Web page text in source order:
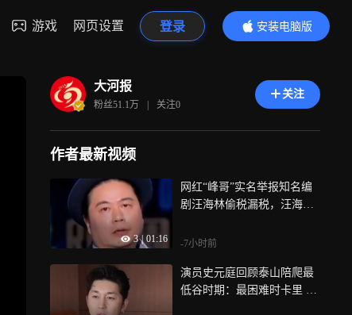
游戏 网页设置 登录
安装电脑版
内容更精彩
大河报
粉丝51.1万 | 关注0
关注
作者最新视频
3 | 01:16
网红“峰哥”实名举报知名编
剧汪海林偷税漏税，汪海林
作，该事件仅处于举报受理
-7小时前
演员史元庭回顾泰山陪爬最
低谷时期：最困难时卡里 只